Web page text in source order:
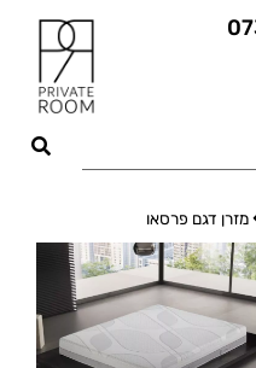
מזרן דגם פרסאו